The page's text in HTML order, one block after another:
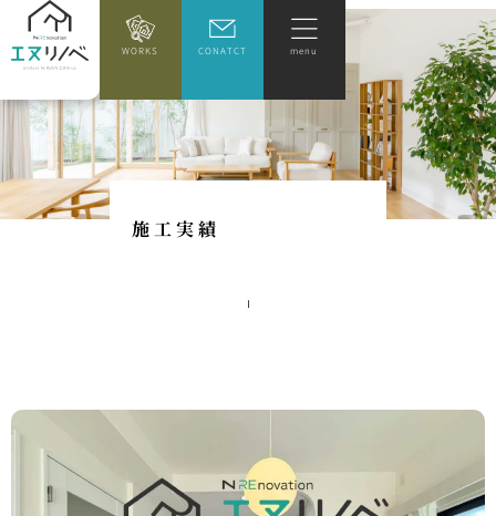
WORKS CONATCT menu
施 工 実 績